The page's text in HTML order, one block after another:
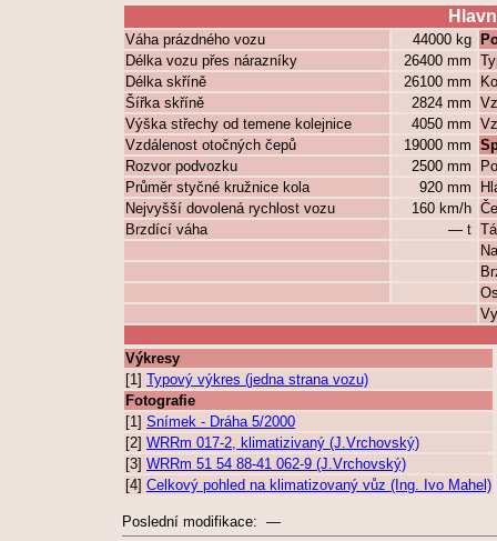
Váha prázdného vozu 44000 kg
Délka vozu přes nárazníky
26400 mm
Délka skříně
26100 mm
Šířka skříně
2824 mm
Výška střechy od temene kolejnice
4050 mm
Vzdálenost otočných čepů
19000 mm
Rozvor podvozku
2500 mm
Průměr styčné kružnice kola
920 mm
Nejvyšší dovolená rychlost vozu
160 km/h
Brzdící váha
— t
Výkresy
[1] Typový výkres (jedna strana vozu)
Fotografie
[1] Snímek - Dráha 5/2000
[2] WRRm 017-2, klimatizivaný (J.Vrchovský)
[3] WRRm 51 54 88-41 062-9 (J.Vrchovský)
[4] Celkový pohled na klimatizovaný vůz (Ing. Ivo Mahel)
Poslední modifikace: —